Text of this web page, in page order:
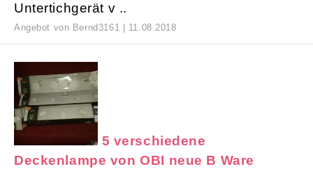
Untertichgerät v ..
Angebot von Bernd3161 | 11.08.2018
5 verschiedene
Deckenlampe von OBI neue B Ware